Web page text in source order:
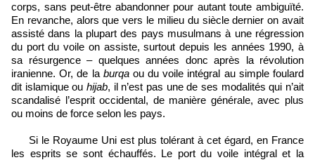
corps, sans peut-être abandonner pour autant toute ambiguïté.
En revanche, alors que vers le milieu du siècle dernier on avait
assisté dans la plupart des pays musulmans à une régression
du port du voile on assiste, surtout depuis les années 1990, à
sa résurgence – quelques années donc après la révolution
iranienne. Or, de la burqaou du voile intégral au simple foulard
dit islamique ou hijab, il n’est pas une de ses modalités qui n’ait
scandalisé l’esprit occidental, de manière générale, avec plus
ou moins de force selon les pays.
Si le Royaume Uni est plus tolérant à cet égard, en France
les esprits se sont échauffés. Le port du voile intégral et la